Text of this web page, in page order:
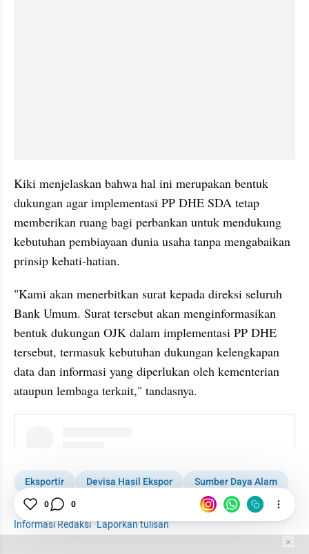
Kiki menjelaskan bahwa hal ini merupakan bentuk
dukungan agar implementasi PP DHE SDA tetap
memberikan ruang bagi perbankan untuk mendukung
kebutuhan pembiayaan dunia usaha tanpa mengabaikan
prinsip kehati-hatian.
"Kami akan menerbitkan surat kepada direksi seluruh
Bank Umum. Surat tersebut akan menginformasikan
bentuk dukungan OJK dalam implementasi PP DHE
tersebut, termasuk kebutuhan dukungan kelengkapan
data dan informasi yang diperlukan oleh kementerian
ataupun lembaga terkait," tandasnya.
Eksportir Devisa Hasil Ekspor
Sumber Daya Alam
Keuangan
Danantara Sumberdaya
Informasi Redaksi·Laporkan tulisan
0 0